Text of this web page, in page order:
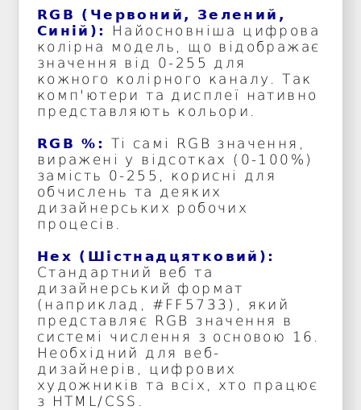
RGB (Червоний, Зелений,
Синій):
Найосновніша цифрова
колірна модель, що відображає
значення від 0-255 для
кожного колірного каналу. Так
комп'ютери та дисплеї нативно
представляють кольори.
RGB %: Ті самі RGB значення,
виражені у відсотках (0-100%)
замість 0-255, корисні для
обчислень та деяких
дизайнерських робочих
процесів.
Hex (Шістнадцятковий):
Стандартний веб та
дизайнерський формат
(наприклад, #FF5733), який
представляє RGB значення в
системі числення з основою 16.
Необхідний для веб-
дизайнерів, цифрових
художників та всіх, хто працює
з HTML/CSS.